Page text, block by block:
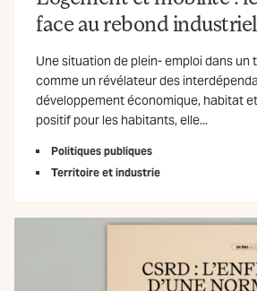
face au rebond industriel
Une situation de plein- emploi dans un
comme un révélateur des
développement économique, habitat
positif pour les habitants, elle...
Politiques publiques
Territoire et industrie